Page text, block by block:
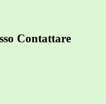
Contattare